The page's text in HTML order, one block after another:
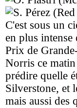
C'est sous un
en plus
Prix de
Norris ce
prédire quelle
Silverstone, et
mais aussi des